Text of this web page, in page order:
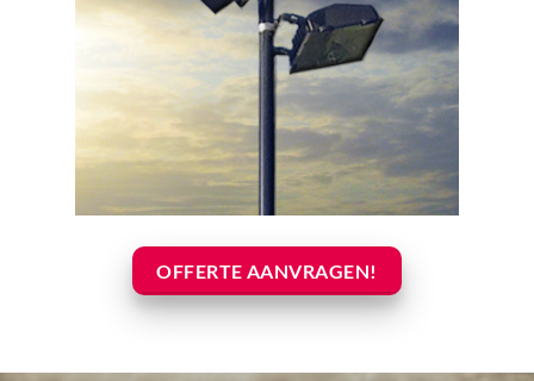
OFFERTE AANVRAGEN!